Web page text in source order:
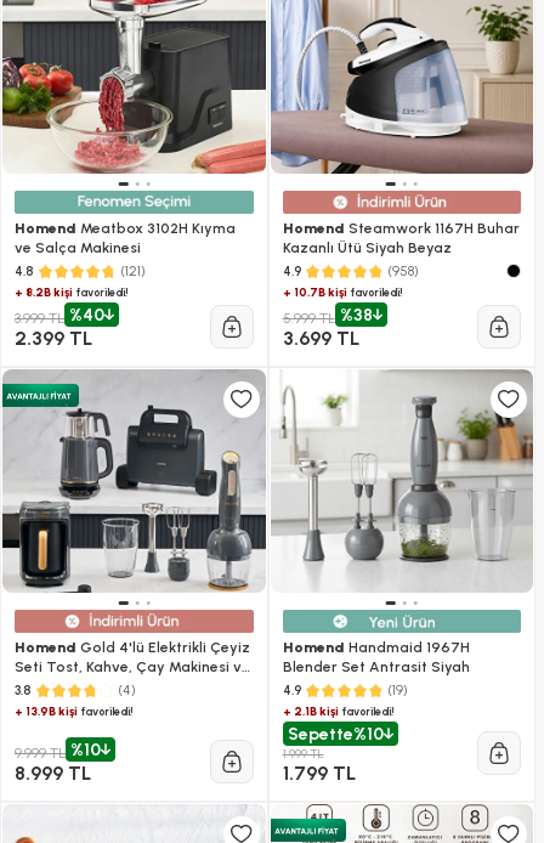
Homend Meatbox 3102H Kıyma
ve Salça Makinesi
4.8 (121)
+ 8.2B kişi favoriledi!
3.999 TL %40
2.399 TL
Homend Steamwork 1167H Buhar
Kazanlı Ütü Siyah Beyaz
4.9 (958)
+ 10.7B kişifavoriledi!
5.999 TL %38
3.699 TL
Homend Gold 4'lü Elektrikli Çeyiz
Seti Tost, Kahve, Çay Makinesi ve
Blender Seti Antrasit
3.8 (4)
+ 13.9B kişi favoriledi!
9.999 TL %10
8.999 TL
Homend Handmaid 1967H
Blender Set Antrasit Siyah
4.9 (19)
+ 2.1B kişifavoriledi!
Sepette%10
1.999 TL
1.799 TL